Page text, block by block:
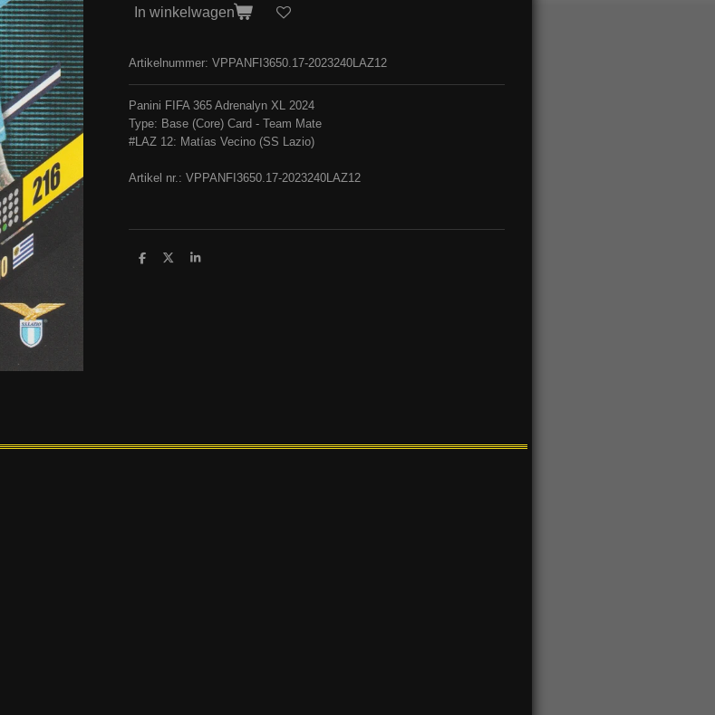
In winkelwagen
Artikelnummer: VPPANFI3650.17-2023240LAZ12
Panini FIFA 365 Adrenalyn XL 2024
Type: Base (Core) Card - Team Mate
#LAZ 12: Matías Vecino (SS Lazio)
Artikel nr.: VPPANFI3650.17-2023240LAZ12
D
D
S